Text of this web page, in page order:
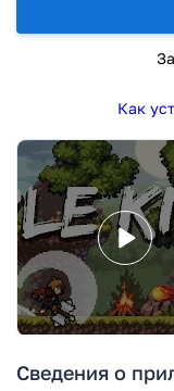
Как
Сведения о